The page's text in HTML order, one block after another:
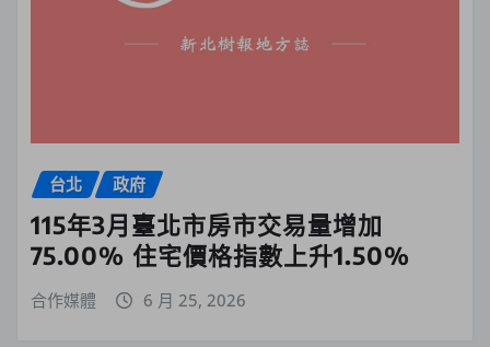
台北 政府
115年3月臺北市房市交易量增加
75.00% 住宅價格指數上升1.50%
合作媒體 6 月 25, 2026